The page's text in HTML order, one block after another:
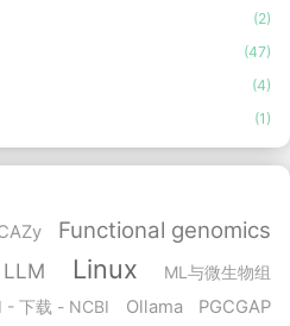
(2)
(47)
(4)
(1)
Functional genomics
LLM Linux
ML与微生物组
- 下载 - NCBI Ollama PGCGAP